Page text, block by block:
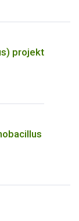
projekt